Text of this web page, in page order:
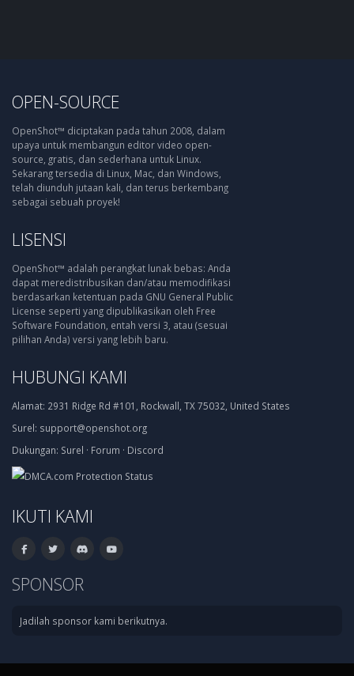
OPEN-SOURCE
OpenShot™ diciptakan pada tahun 2008, dalam
upaya untuk membangun editor video open-
source, gratis, dan sederhana untuk Linux.
Sekarang tersedia di Linux, Mac, dan Windows,
telah diunduh jutaan kali, dan terus berkembang
sebagai sebuah proyek!
LISENSI
OpenShot™ adalah perangkat lunak bebas: Anda
dapat meredistribusikan dan/atau memodifikasi
berdasarkan ketentuan pada GNU General Public
License seperti yang dipublikasikan oleh Free
Software Foundation, entah versi 3, atau (sesuai
pilihan Anda) versi yang lebih baru.
HUBUNGI KAMI
Alamat: 2931 Ridge Rd #101, Rockwall, TX 75032, United States
Surel: support@openshot.org
Dukungan: Surel · Forum · Discord
IKUTI KAMI
SPONSOR
Jadilah sponsor kami berikutnya.